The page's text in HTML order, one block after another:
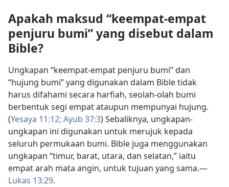
Apakah maksud “keempat-empat
penjuru bumi” yang disebut dalam
Bible?
Ungkapan “keempat-empat penjuru bumi” dan
“hujung bumi” yang digunakan dalam Bible tidak
harus difahami secara harfiah, seolah-olah bumi
berbentuk segi empat ataupun mempunyai hujung.
(Yesaya 11:12; Ayub 37:3) Sebaliknya, ungkapan-
ungkapan ini digunakan untuk merujuk kepada
seluruh permukaan bumi. Bible juga menggunakan
ungkapan “timur, barat, utara, dan selatan,” iaitu
empat arah mata angin, untuk tujuan yang sama.​—
Lukas 13:29.